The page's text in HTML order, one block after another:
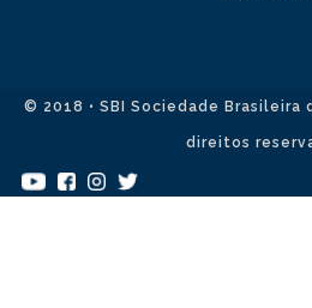
© 2018 • SBI Sociedade Brasileira
direitos